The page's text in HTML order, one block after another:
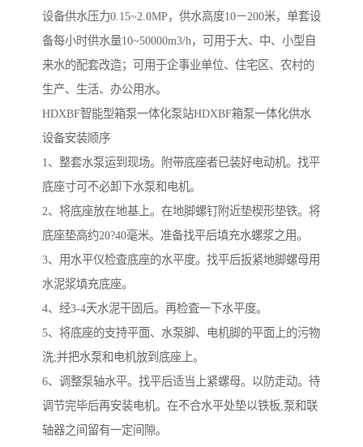
设备供水压力0.15~2.0MP，供水高度10－200米，单套设
备每小时供水量10~50000m3/h，可用于大、中、小型自
来水的配套改造；可用于企事业单位、住宅区、农村的
生产、生活、办公用水。
HDXBF智能型箱泵一体化泵站HDXBF箱泵一体化供水
设备安装顺序
1、整套水泵运到现场。附带底座者已装好电动机。找平
底座寸可不必卸下水泵和电机。
2、将底座放在地基上。在地脚螺钉附近垫楔形垫铁。将
底座垫高约20?40毫米。准备找平后填充水螺浆之用。
3、用水平仪检査底座的水平度。找平后扳紧地脚螺母用
水泥浆填充底座。
4、经3-4天水泥干固后。再检査一下水平度。
5、将底座的支持平面、水泵脚、电机脚的平面上的污物
洗;并把水泵和电机放到底座上。
6、调整泵轴水平。找平后适当上紧螺母。以防走动。待
调节完毕后再安装电机。在不合水平处垫以铁板,泵和联
轴器之间留有一定间隙。